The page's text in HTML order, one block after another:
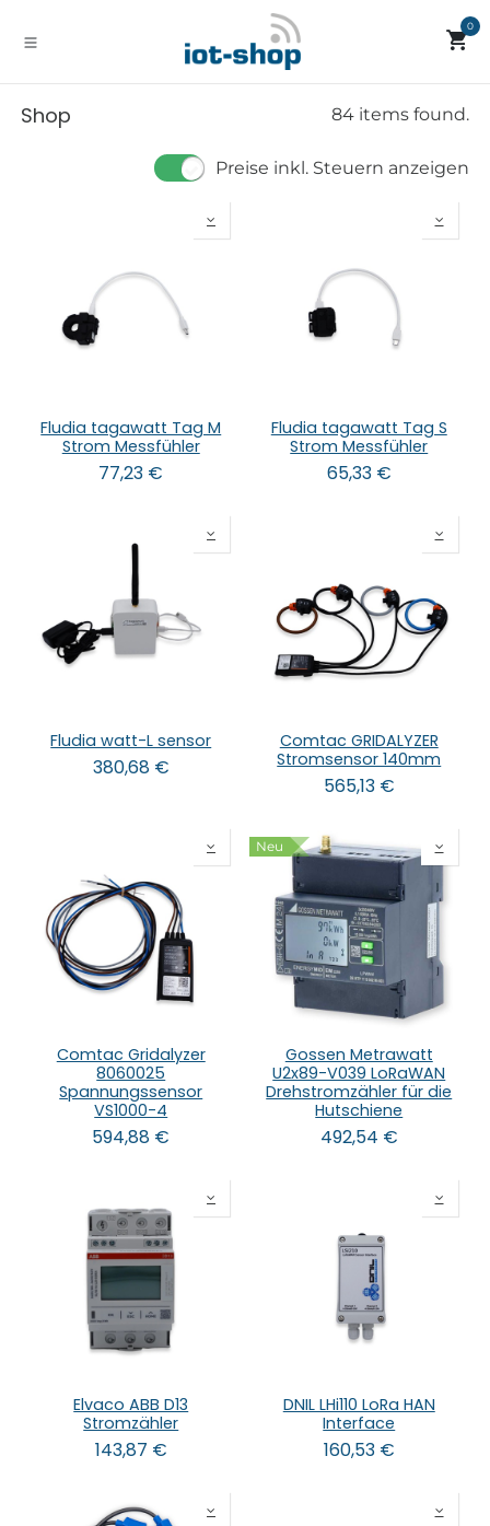
0
Shop 84 items found.
Preise inkl. Steuern anzeigen
Fludia tagawatt Tag M
Strom Messfühler
77,23 €
Fludia tagawatt Tag S
Strom Messfühler
65,33€
Fludia watt-L sensor
380,68€
Comtac GRIDALYZER
Stromsensor 140mm
565,13€
Comtac Gridalyzer
8060025
Spannungssensor
VS1000-4
594,88 €
Neu
Gossen Metrawatt
U2x89-V039 LoRaWAN
Drehstromzähler für die
Hutschiene
492,54 €
Elvaco ABB D13
Stromzähler
143,87 €
DNIL LHi110 LoRa HAN
Interface
160,53€